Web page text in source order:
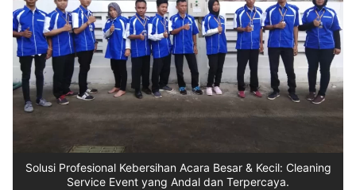
Insight
NTB
Suara
Time
Lens
IDN
Daily
Jogja
Jalan
Rakyat
Idealita
News
Kita
Notice
Dinamikapost.com
Radar
Baru
Seedbacklink
Follow
Kabarbaru
Solusi Profesional Kebersihan Acara Besar & Kecil: Cleaning
Service Event yang Andal dan Terpercaya.